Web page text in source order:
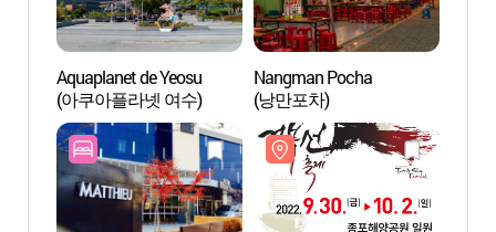
Aquaplanet de Yeosu
(아쿠아플라넷 여수)
Nangman Pocha
(낭만포차)